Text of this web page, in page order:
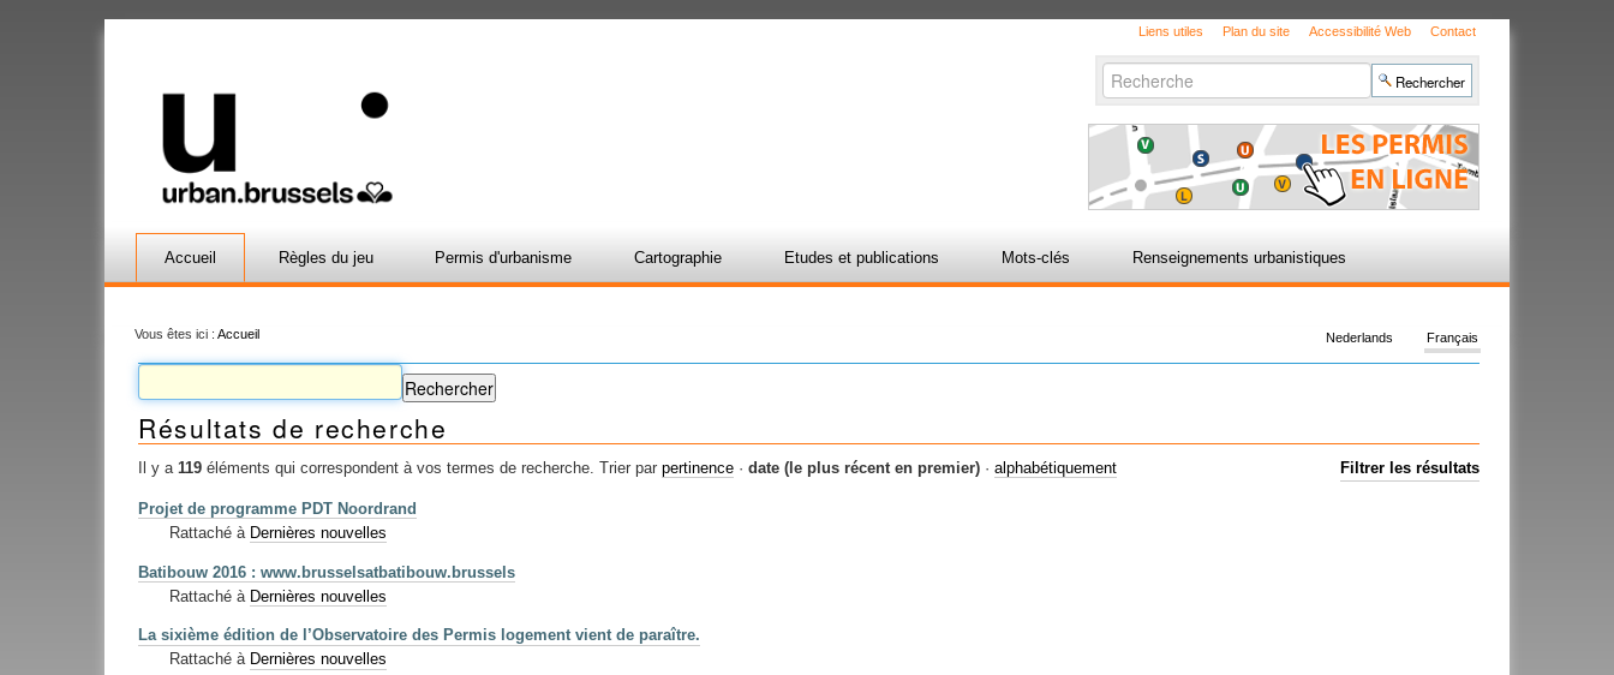
Liens utiles Plan du site Accessibilité Web Contact
Chercher par
avancée…
Accueil Règles du jeu Permis d'urbanisme Cartographie Etudes et publications Mots-clés Renseignements urbanistiques
Vous êtes ici : Accueil Français
Nederlands
Résultats de recherche
Il y a 119 éléments qui correspondent à vos termes de recherche. Filtrer les résultats
Trier par pertinence · date (le plus récent en premier) · alphabétiquement
Projet de programme PDT Noordrand
Rattaché à Dernières nouvelles
Batibouw 2016 : www.brusselsatbatibouw.brussels
Rattaché à Dernières nouvelles
La sixième édition de l’Observatoire des Permis logement vient de paraître.
Rattaché à Dernières nouvelles